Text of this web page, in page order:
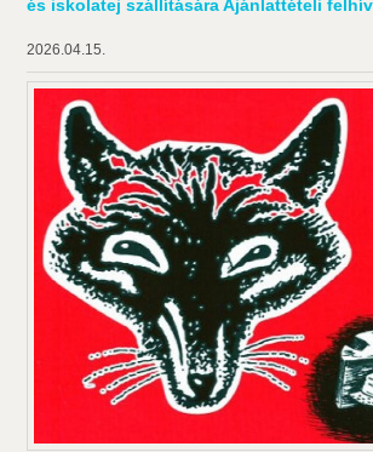
és iskolatej szállítására Ajánlattételi
2026.04.15.